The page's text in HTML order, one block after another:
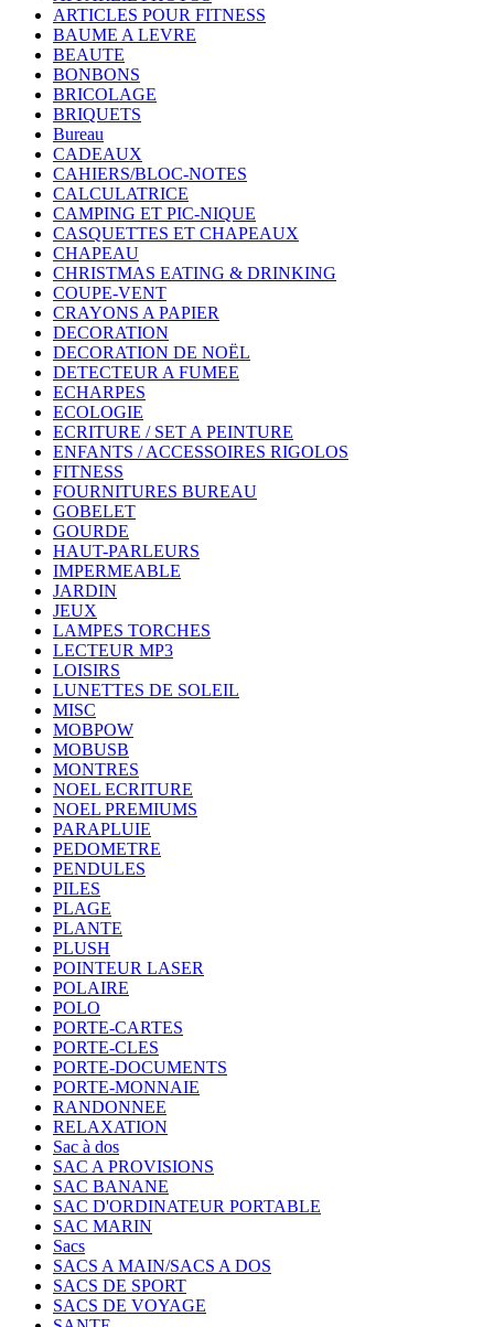
ARTICLES POUR FITNESS
BAUME A LEVRE
BEAUTE
BONBONS
BRICOLAGE
BRIQUETS
Bureau
CADEAUX
CAHIERS/BLOC-NOTES
CALCULATRICE
CAMPING ET PIC-NIQUE
CASQUETTES ET CHAPEAUX
CHAPEAU
CHRISTMAS EATING & DRINKING
COUPE-VENT
CRAYONS A PAPIER
DECORATION
DECORATION DE NOËL
DETECTEUR A FUMEE
ECHARPES
ECOLOGIE
ECRITURE / SET A PEINTURE
ENFANTS / ACCESSOIRES RIGOLOS
FITNESS
FOURNITURES BUREAU
GOBELET
GOURDE
HAUT-PARLEURS
IMPERMEABLE
JARDIN
JEUX
LAMPES TORCHES
LECTEUR MP3
LOISIRS
LUNETTES DE SOLEIL
MISC
MOBPOW
MOBUSB
MONTRES
NOEL ECRITURE
NOEL PREMIUMS
PARAPLUIE
PEDOMETRE
PENDULES
PILES
PLAGE
PLANTE
PLUSH
POINTEUR LASER
POLAIRE
POLO
PORTE-CARTES
PORTE-CLES
PORTE-DOCUMENTS
PORTE-MONNAIE
RANDONNEE
RELAXATION
Sac à dos
SAC A PROVISIONS
SAC BANANE
SAC D'ORDINATEUR PORTABLE
SAC MARIN
Sacs
SACS A MAIN/SACS A DOS
SACS DE SPORT
SACS DE VOYAGE